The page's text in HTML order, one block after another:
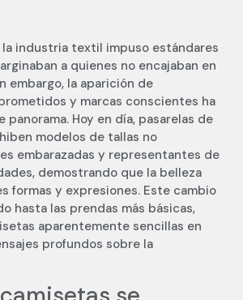
la industria textil impuso estándares
a quienes no encajaban en
embargo, la aparición de
y marcas conscientes ha
Hoy en día, pasarelas de
modelos de tallas no
embarazadas y representantes de
demostrando que la belleza
formas y expresiones. Este cambio
hasta las prendas más básicas,
aparentemente sencillas en
profundos sobre la